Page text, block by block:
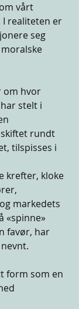
vårt
realiteten er
seg
om hvor
stelt i
rundt
tilspisses i
krefter, kloke
markedets
«spinne»
favør, har
form som en